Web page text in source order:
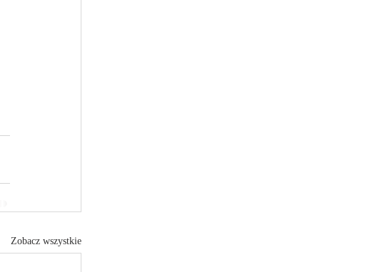
Zobacz wszystkie